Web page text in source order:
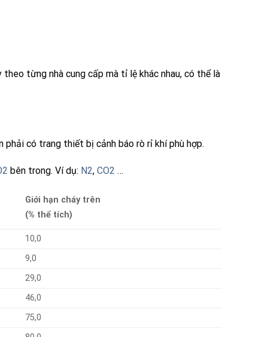
theo từng nhà cung cấp mà tỉ lệ khác nhau, có thể là
phải có trang thiết bị cảnh báo rò rỉ khí phù hợp.
bên trong. Ví dụ: N2, CO2 …
Giới hạn cháy trên
(% thể tích)
10,0
9,0
29,0
46,0
75,0